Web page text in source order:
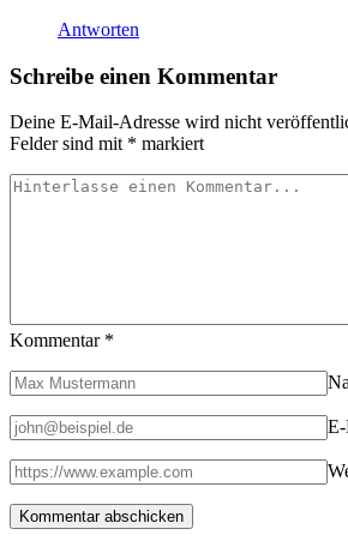
Antworten
Schreibe einen Kommentar
Deine E-Mail-Adresse wird nicht
Felder sind mit * markiert
Kommentar *